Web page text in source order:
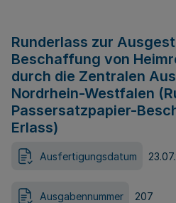
Runderlass zur
Beschaffung von
durch die Zentralen
Nordrhein-Westfalen
Passersatzpapier-
Erlass)
Ausfertigungsdatum
Ausgabennummer 207